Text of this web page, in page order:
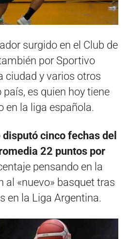
surgido en el Club de
por Sportivo
ciudad y varios otros
es quien hoy tiene
en la liga española.
cinco fechas del
22 puntos por
pensando en la
al «nuevo» basquet tras
en la Liga Argentina.